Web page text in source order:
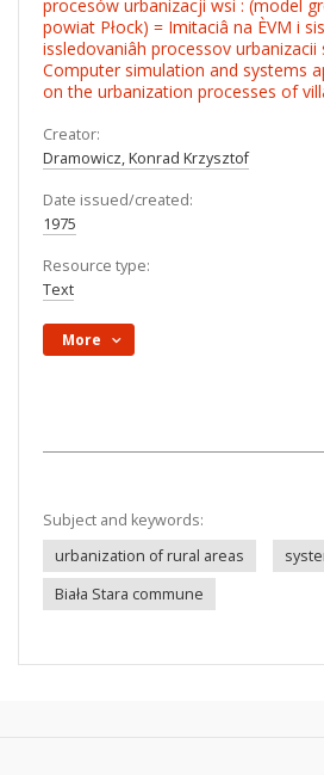
procesów urbanizacji wsi : (model
powiat Płock) = Imitaciâ na ÈVM i
issledovaniâh processov
Computer simulation and systems
on the urbanization processes of
Creator:
Dramowicz, Konrad Krzysztof
Date issued/created:
1975
Resource type:
Text
More
Subject and keywords:
urbanization of rural areas
Biała Stara commune